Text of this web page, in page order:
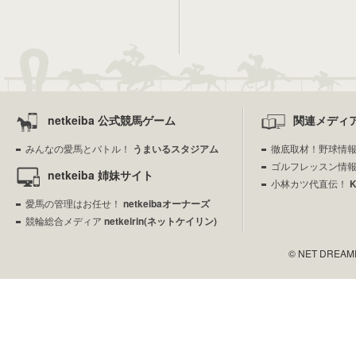
netkeiba 公式競馬ゲーム
みんなの愛馬とバトル！ うまいるスタジアム
netkeiba 姉妹サイト
愛馬の管理はお任せ！ netkeibaオーナーズ
競輪総合メディア netkeirin(ネットケイリン)
関連メディ
徹底取材！野球情
ゴルフレッスン情
小林カツ代直伝！
© NET